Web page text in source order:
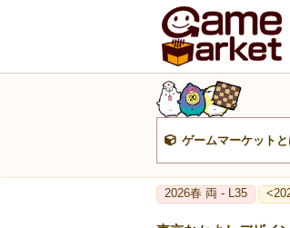
ゲームマーケット
2026春 両 - L35